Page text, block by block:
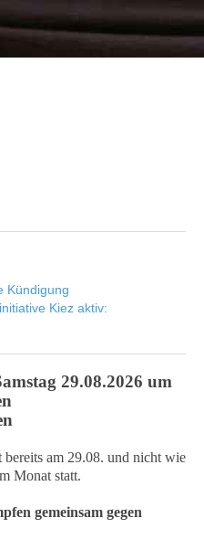
Kündigung
Kiez aktiv:
29.08.2026 um
am 29.08. und nicht wie
Monat statt.
gemeinsam gegen